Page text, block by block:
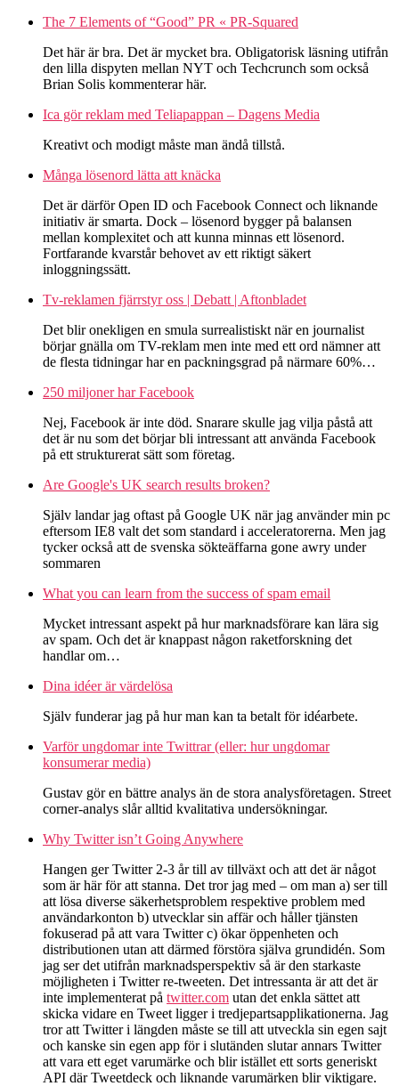
The 7 Elements of “Good” PR « PR-Squared
Det här är bra. Det är mycket bra. Obligatorisk läsning utifrån
den lilla dispyten mellan NYT och Techcrunch som också
Brian Solis kommenterar här.
Ica gör reklam med Teliapappan – Dagens Media
Kreativt och modigt måste man ändå tillstå.
Många lösenord lätta att knäcka
Det är därför Open ID och Facebook Connect och liknande
initiativ är smarta. Dock – lösenord bygger på balansen
mellan komplexitet och att kunna minnas ett lösenord.
Fortfarande kvarstår behovet av ett riktigt säkert
inloggningssätt.
Tv-reklamen fjärrstyr oss | Debatt | Aftonbladet
Det blir onekligen en smula surrealistiskt när en journalist
börjar gnälla om TV-reklam men inte med ett ord nämner att
de flesta tidningar har en packningsgrad på närmare 60%…
250 miljoner har Facebook
Nej, Facebook är inte död. Snarare skulle jag vilja påstå att
det är nu som det börjar bli intressant att använda Facebook
på ett strukturerat sätt som företag.
Are Google's UK search results broken?
Själv landar jag oftast på Google UK när jag använder min pc
eftersom IE8 valt det som standard i acceleratorerna. Men jag
tycker också att de svenska sökteäffarna gone awry under
sommaren
What you can learn from the success of spam email
Mycket intressant aspekt på hur marknadsförare kan lära sig
av spam. Och det är knappast någon raketforskning det
handlar om…
Dina idéer är värdelösa
Själv funderar jag på hur man kan ta betalt för idéarbete.
Varför ungdomar inte Twittrar (eller: hur ungdomar
konsumerar media)
Gustav gör en bättre analys än de stora analysföretagen. Street
corner-analys slår alltid kvalitativa undersökningar.
Why Twitter isn’t Going Anywhere
Hangen ger Twitter 2-3 år till av tillväxt och att det är något
som är här för att stanna. Det tror jag med – om man a) ser till
att lösa diverse säkerhetsproblem respektive problem med
användarkonton b) utvecklar sin affär och håller tjänsten
fokuserad på att vara Twitter c) ökar öppenheten och
distributionen utan att därmed förstöra själva grundidén. Som
jag ser det utifrån marknadsperspektiv så är den starkaste
möjligheten i Twitter re-tweeten. Det intressanta är att det är
inte implementerat på twitter.com utan det enkla sättet att
skicka vidare en Tweet ligger i tredjepartsapplikationerna. Jag
tror att Twitter i längden måste se till att utveckla sin egen sajt
och kanske sin egen app för i slutänden slutar annars Twitter
att vara ett eget varumärke och blir istället ett sorts generiskt
API där Tweetdeck och liknande varumärken blir viktigare.